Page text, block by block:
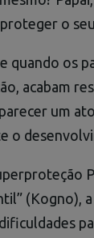
o
quando os
acabam
um
o
(Kogno),